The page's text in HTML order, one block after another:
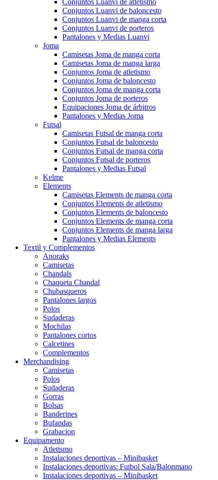
Conjuntos Luanvi de atletismo
Conjuntos Luanvi de baloncesto
Conjuntos Luanvi de manga corta
Conjuntos Luanvi de porteros
Pantalones y Medias Luanvi
Joma
Camisetas Joma de manga corta
Camisetas Joma de manga larga
Conjuntos Joma de atletismo
Conjuntos Joma de baloncesto
Conjuntos Joma de manga corta
Conjuntos Joma de porteros
Equipaciones Joma de árbitros
Pantalones y Medias Joma
Futsal
Camisetas Futsal de manga corta
Conjuntos Futsal de baloncesto
Conjuntos Futsal de manga corta
Conjuntos Futsal de porteros
Pantalones y Medias Futsal
Kelme
Elements
Camisetas Elements de manga corta
Conjuntos Elements de atletismo
Conjuntos Elements de baloncesto
Conjuntos Elements de manga corta
Conjuntos Elements de manga larga
Pantalones y Medias Elements
Textil y Complementos
Anoraks
Camisetas
Chandals
Chaqueta Chandal
Chubasqueros
Pantalones largos
Polos
Sudaderas
Mochilas
Pantalones cortos
Calcetines
Complementos
Merchandising
Camisetas
Polos
Sudaderas
Gorras
Bolsas
Banderines
Bufandas
Grabacion
Equipamento
Atletismo
Instalaciones deportivas – Minibasket
Instalaciones deportivas: Futbol Sala/Balonmano
Instalaciones deportivas – Minibasket